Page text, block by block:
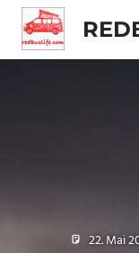
Zum
Inhalt
springen
Technik
22. Mai